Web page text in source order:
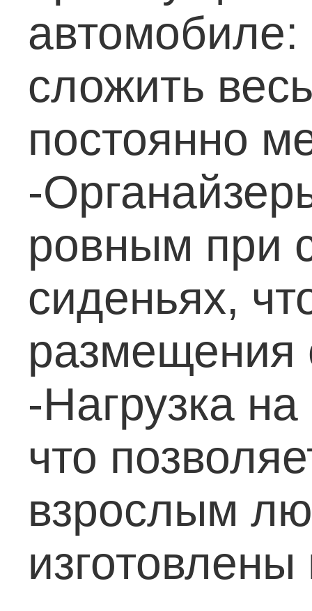
автомобиле:
сложить
постоянно
-
ровным при
сиденьях,
размещения
-Нагрузка
что
взрослым